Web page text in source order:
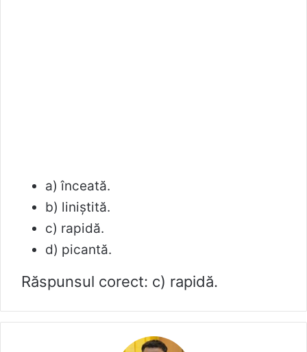
a) înceată.
b) liniştită.
c) rapidă.
d) picantă.
Răspunsul corect: c) rapidă.